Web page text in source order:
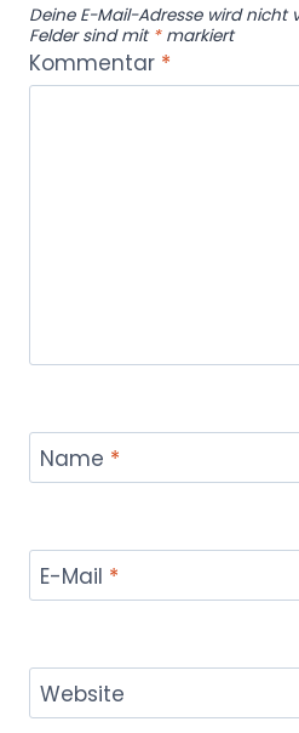
o
e
T
b
e
g
Deine E-Mail-Adresse wird nicht
Felder sind mit *markiert
Kommentar *
Name *
E-Mail *
Website